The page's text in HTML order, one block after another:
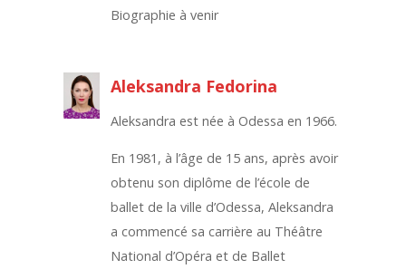
Biographie à venir
Aleksandra Fedorina
Aleksandra est née à Odessa en 1966.
En 1981, à l’âge de 15 ans, après avoir
obtenu son diplôme de l’école de
ballet de la ville d’Odessa, Aleksandra
a commencé sa carrière au Théâtre
National d’Opéra et de Ballet